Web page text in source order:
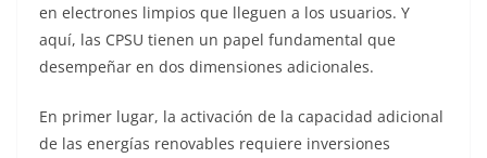
en electrones limpios que lleguen a los usuarios. Y
aquí, las CPSU tienen un papel fundamental que
desempeñar en dos dimensiones adicionales.
En primer lugar, la activación de la capacidad adicional
de las energías renovables requiere inversiones